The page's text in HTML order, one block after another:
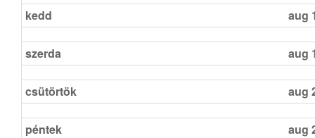
kedd aug
szerda aug
csütörtök aug
péntek aug